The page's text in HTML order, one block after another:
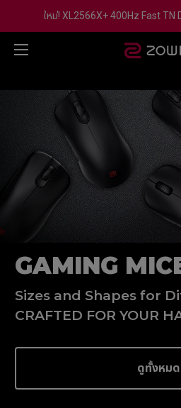
ใหม่! XL2566X+ 400Hz Fast TN
GAMING
Sizes and Shapes for
CRAFTED FOR YOUR
ดูทั้งหมด